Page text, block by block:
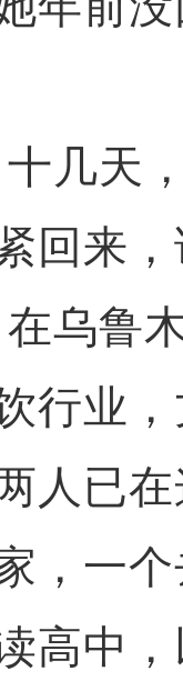
几天，
回来
乌鲁
行业
人已
，一
高中